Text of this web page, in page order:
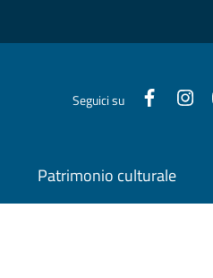
Seguici su
Patrimonio culturale